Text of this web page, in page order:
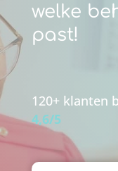
welke
past!
120+ klanten
4,6/5